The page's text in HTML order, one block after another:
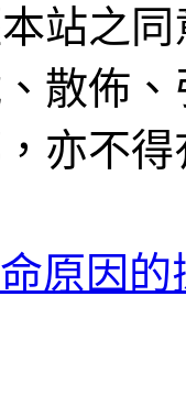
站之
散佈
亦不
原因的